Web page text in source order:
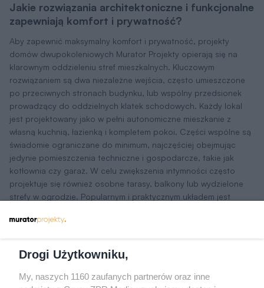
Jakie rozwiązania architektoniczne i funkcjonalne
zapewniają komfort i prywatność?
Aby zapewnić maksymalny komfort i prywatność, projekty
domów dwupokoleniowych Murator Projekty opierają się na
klarownym oddzieleniu stref mieszkalnych. Kluczowym
rozwiązaniem są dwa niezależne wejścia, często umieszczone
po przeciwnych stronach budynku, lub wspólny przedsionek
prowadzący do oddzielnych klatek schodowych. Każdy lokal
jest projektowany jako w pełni autonomiczne mieszkanie z
własną kuchnią, łazienką i kompletem pokoi. Części wspólne są
świadomie ograniczane do minimum, najczęściej obejmując
jedynie pomieszczenia techniczne i gospodarcze, takie jak
kotłownia czy garaż. W celu zwiększenia intymności często
projektuje się również osobne tarasy, balkony lub wydzielone
strefy w ogrodzie. Popularnym i praktycznym układem jest
drugiej – co jest szczególnie korzystne w przypadku seniorów.
Na co zwrócić uwagę przy wyborze projektu
Drogi Użytkowniku,
My, naszych 1160 zaufanych partnerów oraz inne